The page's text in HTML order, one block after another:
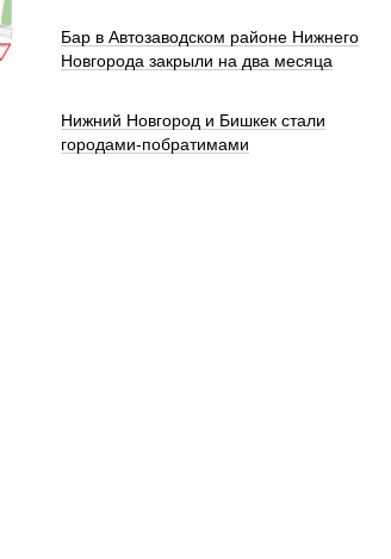
Бар в Автозаводском районе Нижнего
Новгорода закрыли на два месяца
Нижний Новгород и Бишкек стали
городами-побратимами